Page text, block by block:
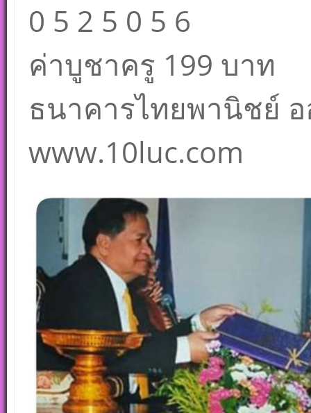
0 5 2 5 0 5 6
ค่าบูชาครู 199 บาท
ธนาคารไทยพานิชย์
www.10luc.com